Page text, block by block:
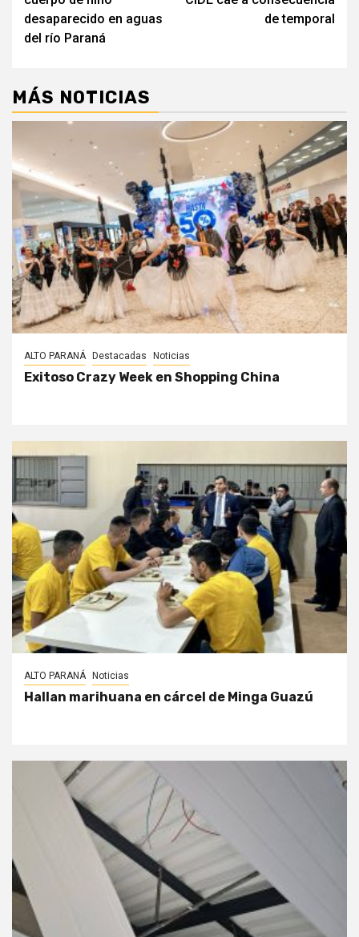
entradas
desaparecido en aguas
del río Paraná
de temporal
MÁS NOTICIAS
ALTO PARANÁ Destacadas Noticias
Exitoso Crazy Week en Shopping China
ALTO PARANÁ Noticias
Hallan marihuana en cárcel de Minga Guazú